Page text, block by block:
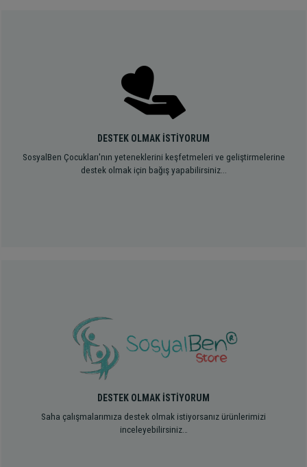
DESTEK OLMAK İSTİYORUM
SosyalBen Çocukları'nın yeteneklerini keşfetmeleri ve geliştirmelerine
destek olmak için bağış yapabilirsiniz...
DESTEK OLMAK İSTİYORUM
Saha çalışmalarımıza destek olmak istiyorsanız ürünlerimizi
inceleyebilirsiniz…